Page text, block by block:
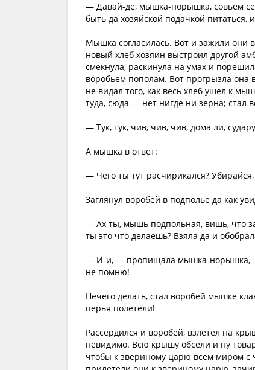
— Давай-де, мышка-норышка, совьем
быть да хозяйской подачкой питаться,
Мышка согласилась. Вот и зажили они
новый хлеб хозяин выстроил другой
смекнула, раскинула на умах и
воробьем пополам. Вот прогрызла она
не видал того, как весь хлеб ушел к
туда, сюда — нет нигде ни зерна; стал
— Тук, тук, чив, чив, чив, дома ли,
А мышка в ответ:
— Чего ты тут расчирикался?
Заглянул воробей в подполье да как
— Ах ты, мышь подпольная, вишь, что
ты это что делаешь? Взяла да и
— И-и, — пропищала мышка-норышка, —
не помню!
Нечего делать, стал воробей мышке
перья полетели!
Рассердился и воробей, взлетел на
невидимо. Всю крышу обсели и ну
чтобы к звериному царю всем миром с